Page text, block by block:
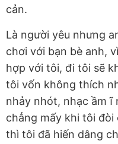
cản.
Là người yêu nhưng
chơi với bạn bè anh,
hợp với tôi, đi tôi sẽ
tôi vốn không thích
nhảy nhót, nhạc ầm ĩ
chẳng mấy khi tôi đòi
thì tôi đã hiến dâng